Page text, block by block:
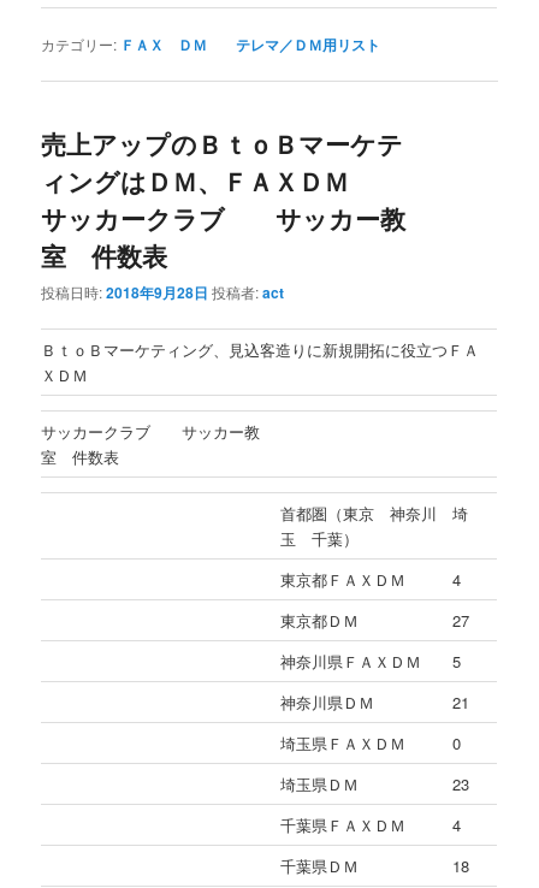
カテゴリー: ＦＡＸ ＤＭ テレマ／ＤＭ用リスト
売上アップのＢｔｏＢマーケテ
ィングはＤＭ、ＦＡＸＤＭ
サッカークラブ サッカー教
室 件数表
投稿日時:2018年9月28日 投稿者:act
ＢｔｏＢマーケティング、見込客造りに新規開拓に役立つＦＡ
ＸＤＭ
サッカークラブ サッカー教
室 件数表
首都圏（東京 神奈川 埼
玉 千葉）
東京都ＦＡＸＤＭ
4
東京都ＤＭ
27
神奈川県ＦＡＸＤＭ
5
神奈川県ＤＭ
21
埼玉県ＦＡＸＤＭ
0
埼玉県ＤＭ
23
千葉県ＦＡＸＤＭ
4
千葉県ＤＭ
18